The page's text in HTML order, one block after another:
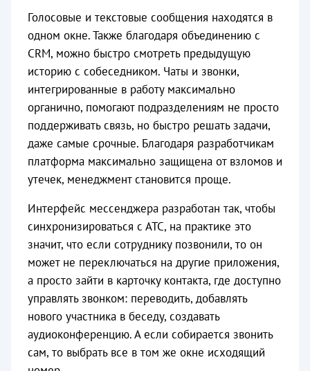
Голосовые и текстовые сообщения находятся в
одном окне. Также благодаря объединению с
CRM, можно быстро смотреть предыдущую
историю с собеседником. Чаты и звонки,
интегрированные в работу максимально
органично, помогают подразделениям не просто
поддерживать связь, но быстро решать задачи,
даже самые срочные. Благодаря разработчикам
платформа максимально защищена от взломов и
утечек, менеджмент становится проще.
Интерфейс мессенджера разработан так, чтобы
синхронизироваться с АТС, на практике это
значит, что если сотруднику позвонили, то он
может не переключаться на другие приложения,
а просто зайти в карточку контакта, где доступно
управлять звонком: переводить, добавлять
нового участника в беседу, создавать
аудиоконференцию. А если собирается звонить
сам, то выбрать все в том же окне исходящий